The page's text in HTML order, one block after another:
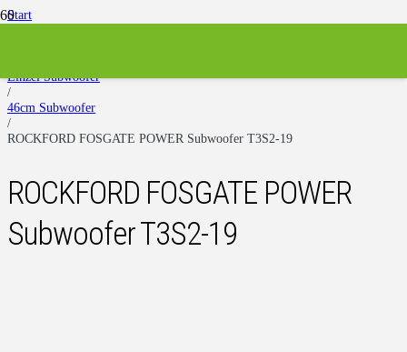
Start
Einzel Subwoofer
/
46cm Subwoofer
/
ROCKFORD FOSGATE POWER Subwoofer T3S2-19
ROCKFORD FOSGATE POWER
Subwoofer T3S2-19